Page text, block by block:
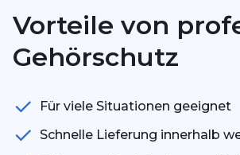
Vorteile von
Gehörschutz
Für viele Situationen geeignet
Schnelle Lieferung innerhalb